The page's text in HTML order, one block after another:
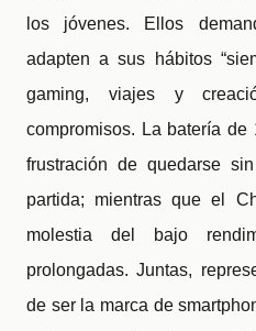
los jóvenes. Ellos
adapten a sus hábitos
gaming, viajes y
compromisos. La batería
frustración de quedarse
partida; mientras que el
molestia del bajo
prolongadas. Juntas,
de ser la marca de